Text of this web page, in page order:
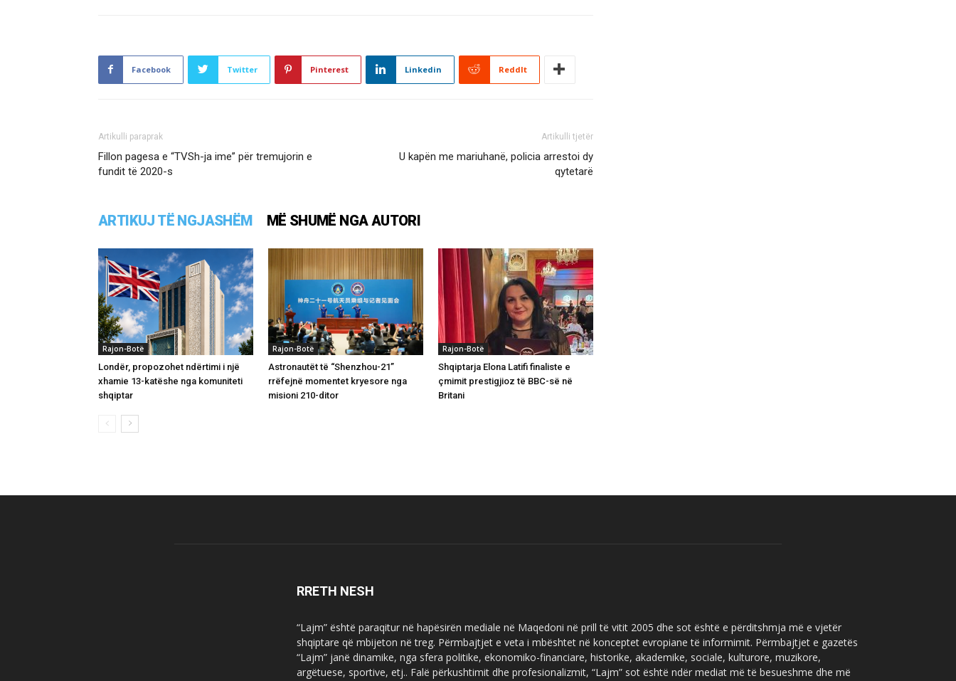
Facebook Twitter Pinterest Linkedin ReddIt
Artikulli paraprak
Fillon pagesa e “TVSh-ja ime” për tremujorin e
fundit të 2020-s
Artikulli tjetër
U kapën me mariuhanë, policia arrestoi dy
qytetarë
ARTIKUJ TË NGJASHËM MË SHUMË NGA AUTORI
Rajon-Botë
Londër, propozohet ndërtimi i një
xhamie 13-katëshe nga komuniteti
shqiptar
Rajon-Botë
Astronautët të “Shenzhou-21”
rrëfejnë momentet kryesore nga
misioni 210-ditor
Rajon-Botë
Shqiptarja Elona Latifi finaliste e
çmimit prestigjioz të BBC-së në
Britani
RRETH NESH
“Lajm” është paraqitur në hapësirën mediale në Maqedoni në prill të vitit 2005 dhe sot është e përditshmja më e vjetër
shqiptare që mbijeton në treg. Përmbajtjet e veta i mbështet në konceptet evropiane të informimit. Përmbajtjet e gazetës
“Lajm” janë dinamike, nga sfera politike, ekonomiko-financiare, historike, akademike, sociale, kulturore, muzikore,
argëtuese, sportive, etj.. Falë përkushtimit dhe profesionalizmit, “Lajm” sot është ndër mediat më të besueshme dhe më